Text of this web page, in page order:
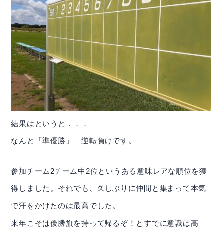
IRカレンダー
IRニュース
IRよくある質問
IRお問合せ
イボキン ブログ
お問い合わせ
ご相談・ご質問はお気軽にどうぞ。
email お問合せフォーム
結果はというと．．．
なんと「準優勝」 逆転負けです。
参加チーム2チーム中2位というある意味レアな順位を獲
得しました。それでも、久しぶりに仲間と集まって本気
で汗をかけたのは最高でした。
来年こそは優勝旗を持って帰るぞ！とすでに意識は高